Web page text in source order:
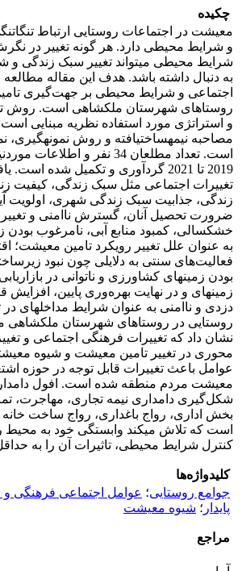
چکیده
معیشت در اجتماعات روستایی ارتباط
و شرایط محیطی دارد. هر گونه تغییر در
شرایط محیطی می­تواند تغییر سبک زندگی و
به دنبال داشته باشد. هدف این مقاله
اجتماعی و شرایط محیطی بر جهت‌گیری
روستاهای شهرستان ملکشاهی است. روش
و استراتژی مورد استفاده نظریه مبنایی
مصاحبه نیمه­ساخت­یافته و روش نمونه­گیری،
است. تعداد مطلعان 34 نفر و
2019 تا 2021 گردآوری و تکمیل شده
تغییرات اجتماعی مثل سبک زندگی، کیفیت
زندگی، جذابیت سبک زندگی شهری، اولویت
ضرورت تحصیل آنان، گسترش ناامنی و
خشکسالی، کمبود منابع آبی، نامرغوب
به عنوان علل تغییر رویکرد تامین معیشت؛
فعالیت‌های سنتی به دلایلی چون نبود
بودن زمین­های کشاورزی و ناتوانی در
زمینه­ای و در نهایت بهره‌وری پایین، افزایش
دزدی و ناامنی به عنوان شرایط مداخله­ای
روستایی در روستاهای شهرستان ملکشاهی
نشان داد که تغییرات فرهنگی اجتماعی و
محوری در تغییر تامین معیشت و شیوه
عوامل باعث تغییرات قابل توجه در حوزه
معیشت مردم منطقه شده است. افول
شکل‌گیری دامداری نیمه تجاری، مهاجرت،
بخش اداری، رواج باغداری، رواج ساخت خانه
است که تلاش می­کند وابستگی خود به محیط
کنترل شرایط محیطی، تاثیرات آن را به
کلیدواژه‌ها
جوامع روستایی؛ عوامل اجتماعی فرهنگی
پایدار ؛ شیوه معیشت
مراجع